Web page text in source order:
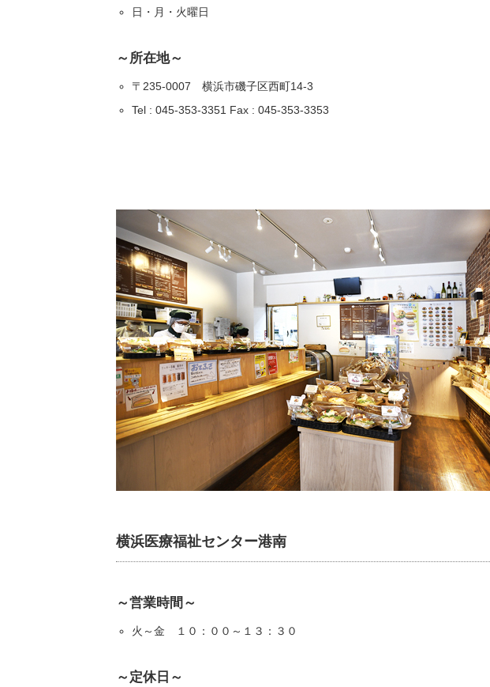
日・月・火曜日
～所在地～
〒235-0007 横浜市磯子区西町14-3
Tel : 045-353-3351 Fax : 045-353-3353
横浜医療福祉センター港南
～営業時間～
火～金 １０：００～１３：３０
～定休日～